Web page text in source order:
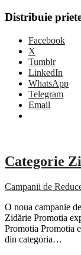
Distribuie
Facebook
X
Tumblr
LinkedIn
WhatsApp
Telegram
Email
Categorie
Campanii de
O noua campanie
Zidărie Promotia
Promotia Promotia
din categoria…